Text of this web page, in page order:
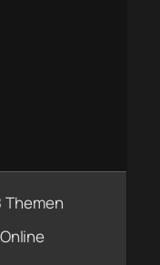
Themen
Online